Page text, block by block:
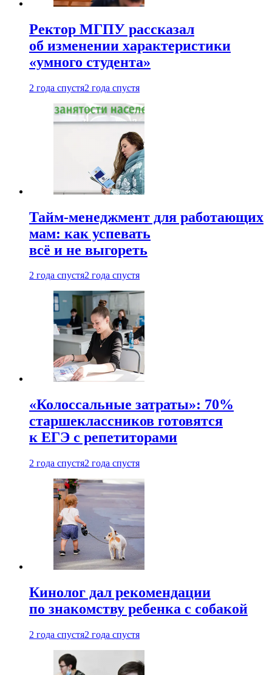
Ректор МГПУ рассказал
об изменении характеристики
«умного студента»
2 года спустя2 года спустя
Тайм-менеджмент для работающих
мам: как успевать
всё и не выгореть
2 года спустя2 года спустя
«Колоссальные затраты»: 70%
старшеклассников готовятся
к ЕГЭ с репетиторами
2 года спустя2 года спустя
Кинолог дал рекомендации
по знакомству ребенка с собакой
2 года спустя2 года спустя